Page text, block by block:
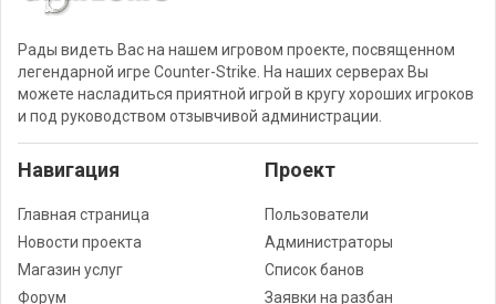
Рады видеть Вас на нашем игровом проекте, посвященном
легендарной игре Counter-Strike. На наших серверах Вы
можете насладиться приятной игрой в кругу хороших игроков
и под руководством отзывчивой администрации.
Навигация
Главная страница
Новости проекта
Магазин услуг
Форум
Проект
Пользователи
Администраторы
Список банов
Заявки на разбан